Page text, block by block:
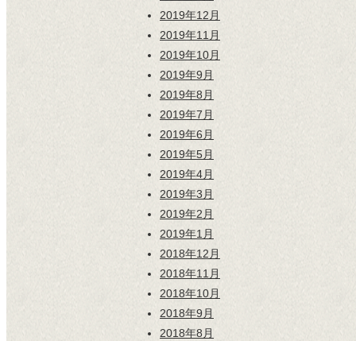
2019年12月
2019年11月
2019年10月
2019年9月
2019年8月
2019年7月
2019年6月
2019年5月
2019年4月
2019年3月
2019年2月
2019年1月
2018年12月
2018年11月
2018年10月
2018年9月
2018年8月